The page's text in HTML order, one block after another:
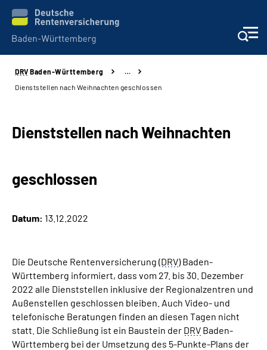
Beratung und Kontakt
Karriere
Inhalte in Gebärdensprache (DGS)
Leichte Sprache
Suche
DRV Baden-Württemberg
…
Dienststellen nach Weihnachten geschlossen
Dienststellen nach Weihnachten
geschlossen
Datum: 13.12.2022
Die Deutsche Rentenversicherung (DRV) Baden-
Württemberg informiert, dass vom 27. bis 30. Dezember
2022 alle Dienststellen inklusive der Regionalzentren und
Außenstellen geschlossen bleiben. Auch Video- und
telefonische Beratungen finden an diesen Tagen nicht
statt. Die Schließung ist ein Baustein der DRV Baden-
Württemberg bei der Umsetzung des 5-Punkte-Plans der